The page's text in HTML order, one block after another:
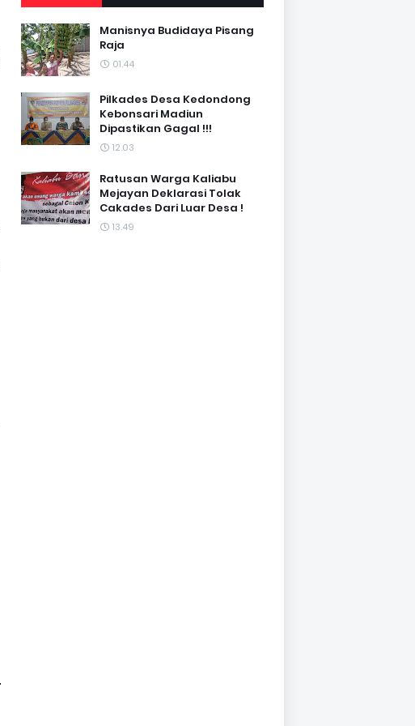
Manisnya Budidaya Pisang
Raja
01.44
Pilkades Desa Kedondong
Kebonsari Madiun
Dipastikan Gagal !!!
12.03
Ratusan Warga Kaliabu
Mejayan Deklarasi Tolak
Cakades Dari Luar Desa !
13.49